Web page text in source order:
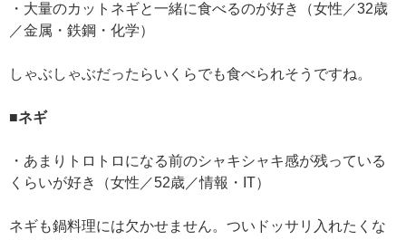
・大量のカットネギと一緒に食べるのが好き（女性／32歳
／金属・鉄鋼・化学）
しゃぶしゃぶだったらいくらでも食べられそうですね。
■ネギ
・あまりトロトロになる前のシャキシャキ感が残っている
くらいが好き（女性／52歳／情報・IT）
ネギも鍋料理には欠かせません。ついドッサリ入れたくな